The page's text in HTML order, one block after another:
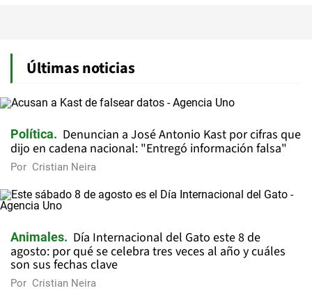
Últimas noticias
Política
Denuncian a José Antonio Kast por cifras que
dijo en cadena nacional: "Entregó información falsa"
Por Cristian Neira
Animales
Día Internacional del Gato este 8 de
agosto: por qué se celebra tres veces al año y cuáles
son sus fechas clave
Por Cristian Neira